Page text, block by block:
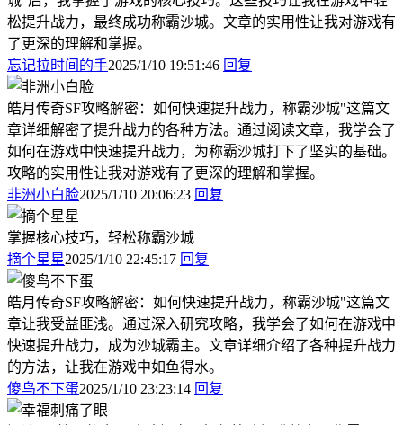
松提升战力，最终成功称霸沙城。文章的实用性让我对游戏有
了更深的理解和掌握。
忘记拉时间的手2025/1/10 19:51:46 回复
皓月传奇SF攻略解密：如何快速提升战力，称霸沙城"这篇文
章详细解密了提升战力的各种方法。通过阅读文章，我学会了
如何在游戏中快速提升战力，为称霸沙城打下了坚实的基础。
攻略的实用性让我对游戏有了更深的理解和掌握。
非洲小白脸2025/1/10 20:06:23 回复
掌握核心技巧，轻松称霸沙城
摘个星星2025/1/10 22:45:17 回复
皓月传奇SF攻略解密：如何快速提升战力，称霸沙城"这篇文
章让我受益匪浅。通过深入研究攻略，我学会了如何在游戏中
快速提升战力，成为沙城霸主。文章详细介绍了各种提升战力
的方法，让我在游戏中如鱼得水。
傻鸟不下蛋2025/1/10 23:23:14 回复